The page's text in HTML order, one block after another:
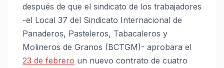
después de que el sindicato de los trabajadores
-el Local 37 del Sindicato Internacional de
Panaderos, Pasteleros, Tabacaleros y
Molineros de Granos (BCTGM)- aprobara el
23 de febrero un nuevo contrato de cuatro